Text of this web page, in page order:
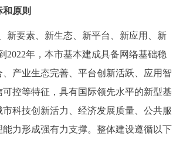
原则
要素、新生态、新平台、新应用、新
2022年，本市基本建成具备网络基础稳
、产业生态完善、平台创新活跃、应用智
控等特征，具有国际领先水平的新型基
科技创新活力、经济发展质量、公共服
力形成强有力支撑。整体建设遵循以下